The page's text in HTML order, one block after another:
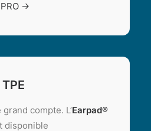
PRO →
compte. L’Earpad®
disponible